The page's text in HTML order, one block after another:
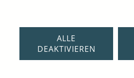
ALLE
DEAKTIVIEREN